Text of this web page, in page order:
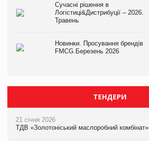
Сучасні рішення в
Логістиці&Дистрибуції – 2026.
Травень
Новинки. Просування брендів
FMCG.Березень 2026
ТЕНДЕРИ
21 січня 2026
ТДВ «Золотоніський маслоробний комбінат»